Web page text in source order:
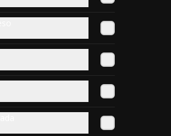
Sabrosa Plateada al horno
queso fundido, jamón, tomate,
huevo frito, mayonesa casera y
salsa verde en pan amasado.
Mechado Italiano
Sabrosa Plateada al horno
desmechada receta de la casa,
palta, tomate y mayo casera en